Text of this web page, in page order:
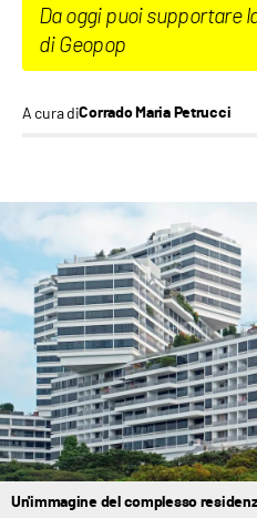
Da oggi puoi supportare
di Geopop
A cura diCorrado Maria Petrucci
Un'immagine del complesso